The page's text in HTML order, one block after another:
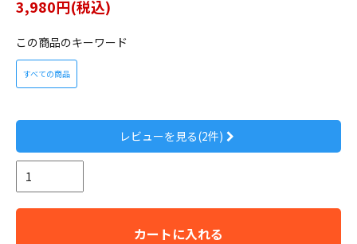
3,980円(税込)
この商品のキーワード
すべての商品
レビューを見る(2件)
カートに入れる